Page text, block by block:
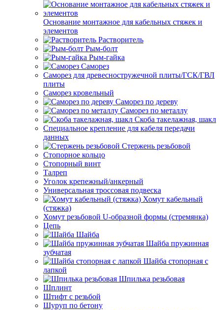
Основание монтажное для кабельных стяжек и
элементов
Растворитель
Рым-болт
Рым-гайка
Саморез
Саморез для древесностружечной плиты/ГСК/ГВЛ
плиты
Саморез кровельный
Саморез по дереву
Саморез по металлу
Скоба такелажная, шакл
Специальное крепление для кабеля передачи
данных
Стержень резьбовой
Стопорное кольцо
Стопорный винт
Талреп
Уголок крепежный/анкерный
Универсальная троссовая подвеска
Хомут кабельный
(стяжка)
Хомут резьбовой U-образной формы (стремянка)
Цепь
Шайба
Шайба пружинная
зубчатая
Шайба стопорная с
лапкой
Шпилька резьбовая
Шплинт
Штифт с резьбой
Шуруп по бетону